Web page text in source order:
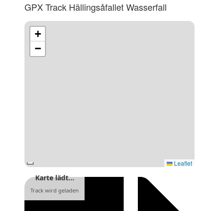
GPX Track Hällingsåfallet Wasserfall
+
−
Leaflet
Karte lädt…
Track wird geladen